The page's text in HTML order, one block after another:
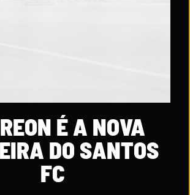
É A NOVA
DO SANTOS
FC